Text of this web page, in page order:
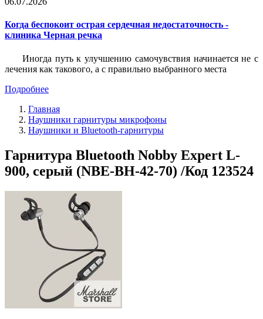
Когда беспокоит острая сердечная недостаточность -
клиника Черная речка
Иногда путь к улучшению самочувствия начинается не с
лечения как такового, а с правильно выбранного места
Подробнее
Главная
Наушники гарнитуры микрофоны
Наушники и Bluetooth-гарнитуры
Гарнитура Bluetooth Nobby Expert L-
900, серый (NBE-BH-42-70) /Код 123524